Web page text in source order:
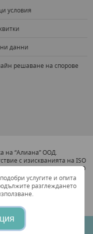
условия
данни
решаване на спорове
на “Алиана” ООД.
с изискванията на ISO
Ефективност и ISO
на Качеството.
Съгласно Българския
услугите и опита
разглеждането